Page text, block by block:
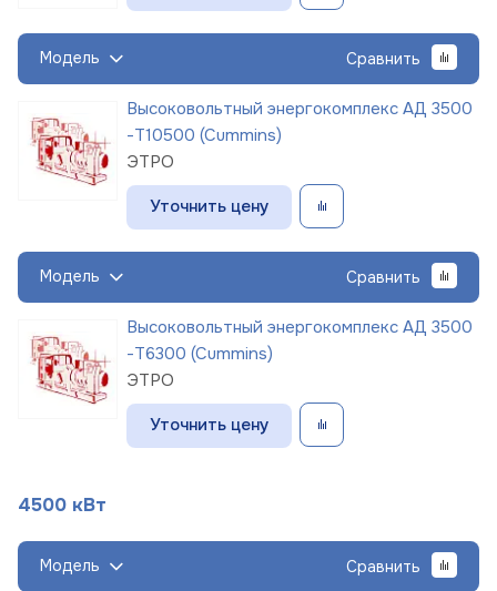
Модель Сравнить
Высоковольтный энергокомплекс АД 3500
-Т10500 (Cummins)
ЭТРО
Уточнить цену
Модель Сравнить
Высоковольтный энергокомплекс АД 3500
-Т6300 (Cummins)
ЭТРО
Уточнить цену
4500 кВт
Модель Сравнить